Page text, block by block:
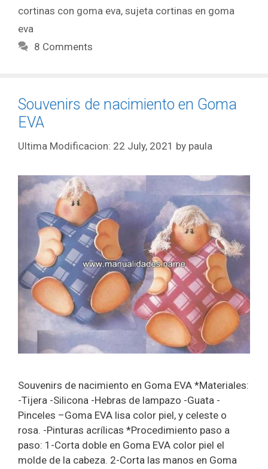
cortinas con goma eva, sujeta cortinas en goma
eva
8 Comments
Souvenirs de nacimiento en Goma
EVA
22 July, 2021 by paula
Souvenirs de nacimiento en Goma EVA *Materiales:
-Tijera -Silicona -Hebras de lampazo -Guata -
Pinceles –Goma EVA lisa color piel, y celeste o
rosa. -Pinturas acrílicas *Procedimiento paso a
paso: 1-Corta doble en Goma EVA color piel el
molde de la cabeza. 2-Corta las manos en Goma